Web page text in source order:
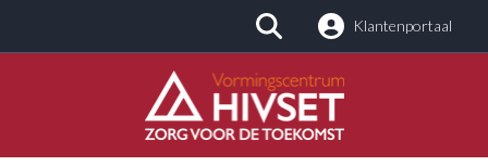
Zoeken Klantenportaal